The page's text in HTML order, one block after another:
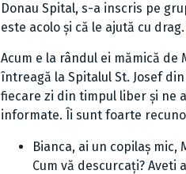
Donau Spital, s-a inscris pe
este acolo și că le ajută cu
Acum e la rândul ei mămică de
întreagă la Spitalul St. Josef
fiecare zi din timpul liber și ne
informate. Îi sunt foarte
Bianca, ai un copilaș
Cum vă descurcați? Aveti